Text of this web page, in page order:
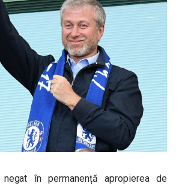
în permanență apropierea de